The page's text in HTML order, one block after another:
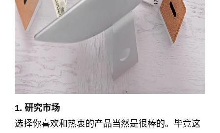
1. 研究市场
选择你喜欢和热衷的产品当然是很棒的。毕竟这